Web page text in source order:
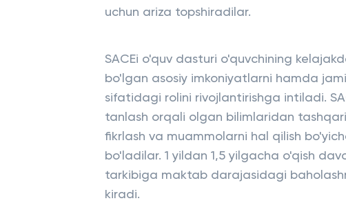
uchun ariza topshiradilar.
SACEi o'quv dasturi o'quvchining
bo'lgan asosiy imkoniyatlarni hamda
sifatidagi rolini rivojlantirishga intiladi.
tanlash orqali olgan bilimlaridan
fikrlash va muammolarni hal qilish
bo'ladilar. 1 yildan 1,5 yilgacha o'qish
tarkibiga maktab darajasidagi
kiradi.